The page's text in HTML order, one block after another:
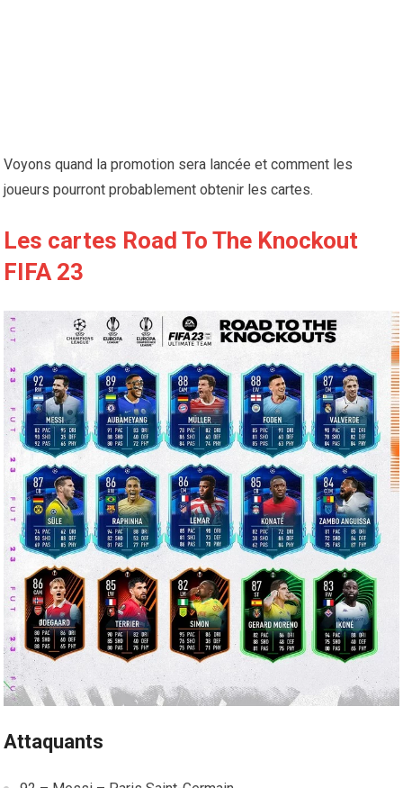
Voyons quand la promotion sera lancée et comment les
joueurs pourront probablement obtenir les cartes.
Les cartes Road To The Knockout
FIFA 23
Attaquants